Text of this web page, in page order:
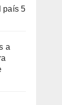
país 5
a